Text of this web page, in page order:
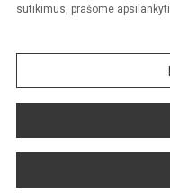
sutikimus, prašome apsilankyti
Sumanus būdas